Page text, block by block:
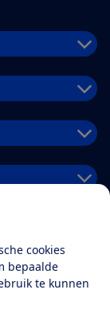
cookies
bepaalde
te kunnen